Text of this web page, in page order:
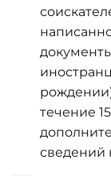
течение
сведений